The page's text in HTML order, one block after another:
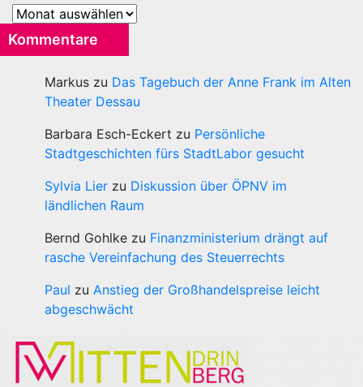
Archiv
Kommentare
Markus zu Das Tagebuch der Anne Frank im Alten
Theater Dessau
Barbara Esch-Eckert zu Persönliche
Stadtgeschichten fürs StadtLabor gesucht
Sylvia Lier zu Diskussion über ÖPNV im
ländlichen Raum
Bernd Gohlke zu Finanzministerium drängt auf
rasche Vereinfachung des Steuerrechts
Paul zu Anstieg der Großhandelspreise leicht
abgeschwächt